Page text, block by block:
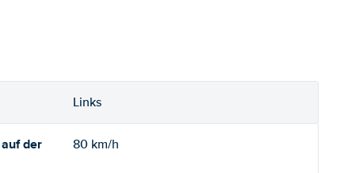
Links
der
80 km/h